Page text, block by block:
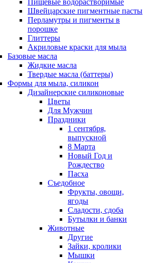
Пищевые водорастворимые
Швейцарские пигментные пасты
Перламутры и пигменты в
порошке
Глиттеры
Акриловые краски для мыла
Базовые масла
Жидкие масла
Твердые масла (баттеры)
Формы для мыла, силикон
Дизайнерские силиконовые
Цветы
Для Мужчин
Праздники
1 сентября,
выпускной
8 Марта
Новый Год и
Рождество
Пасха
Съедобное
Фрукты, овощи,
ягоды
Сладости, сдоба
Бутылки и банки
Животные
Другие
Зайки, кролики
Мышки